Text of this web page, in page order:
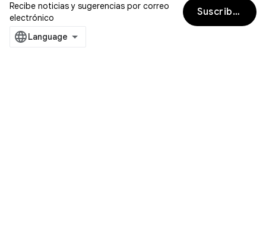
Recibe noticias y sugerencias por correo
electrónico
Suscribirse